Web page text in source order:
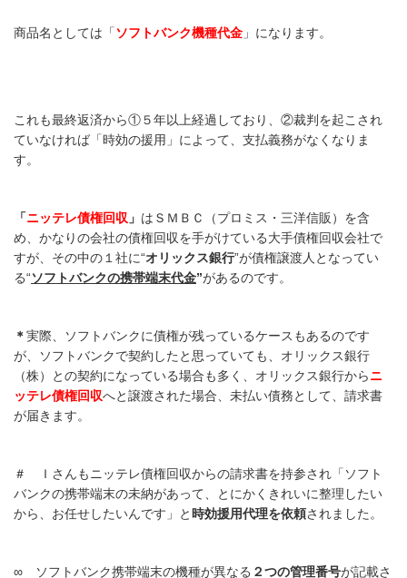
商品名としては「ソフトバンク機種代金 」になります。
これも最終返済から①５年以上経過しており、②裁判を起こされ
ていなければ 「時効の援用」によって、支払義務がなくなりま
す。
「ニッテレ債権回収 」 はＳＭＢＣ（プロミス・三洋信販）を含
め、かなりの会社の債権回収を手がけている大手債権回収会社で
すが、その中の１社に“オリックス銀行”が債権譲渡人となってい
る“ソフトバンクの携帯端末代金”があるのです。
＊実際、ソフトバンクに債権が残っているケースもあるのです
が、ソフトバンクで契約したと思っていても、オリックス銀行
（株）との契約になっている場合も多く、オリックス銀行からニ
ッテレ債権回収へと譲渡された場合、未払い債務として、請求書
が届きます。
＃
Ｉさんもニッテレ債権回収からの請求書を持参され「ソフト
バンクの携帯端末の未納があって、とにかくきれいに整理したい
から、お任せしたいんです」と 時効援用代理を依頼されました。
∞ ソフトバンク携帯端末の機種が異なる ２つの管理番号が記載さ